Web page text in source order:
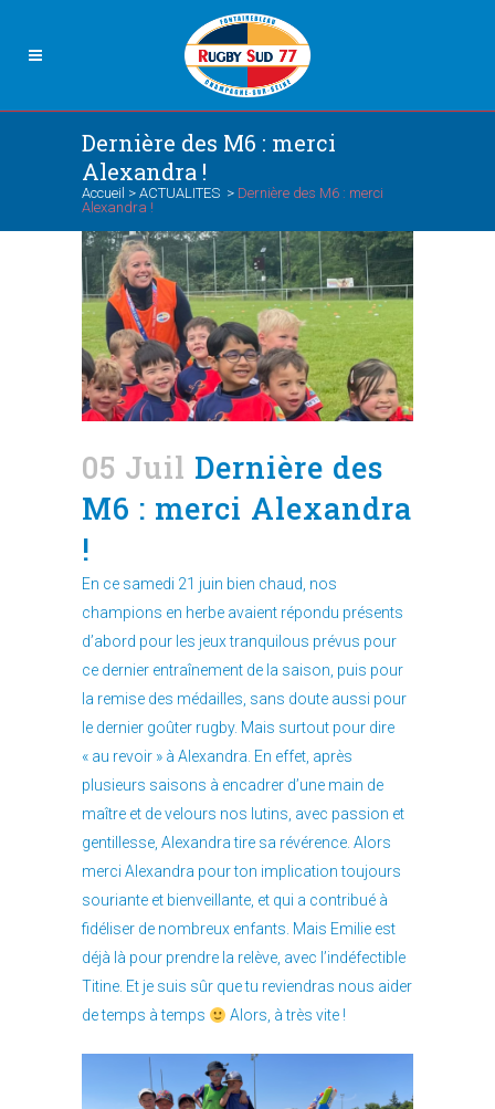
Dernière des M6 : merci
Alexandra !
Accueil > ACTUALITES > Dernière des M6 : merci
Alexandra !
05 Juil Dernière des
M6 : merci Alexandra
!
En ce samedi 21 juin bien chaud, nos
champions en herbe avaient répondu présents
d’abord pour les jeux tranquilous prévus pour
ce dernier entraînement de la saison, puis pour
la remise des médailles, sans doute aussi pour
le dernier goûter rugby. Mais surtout pour dire
« au revoir » à Alexandra. En effet, après
plusieurs saisons à encadrer d’une main de
maître et de velours nos lutins, avec passion et
gentillesse, Alexandra tire sa révérence. Alors
merci Alexandra pour ton implication toujours
souriante et bienveillante, et qui a contribué à
fidéliser de nombreux enfants. Mais Emilie est
déjà là pour prendre la relève, avec l’indéfectible
Titine. Et je suis sûr que tu reviendras nous aider
de temps à temps
Alors, à très vite !